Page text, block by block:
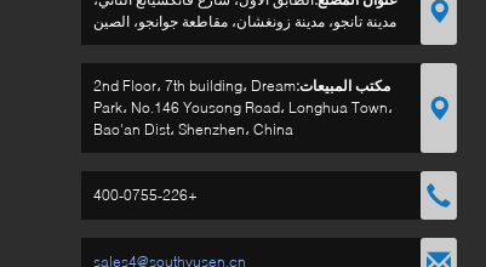
مدينة تانجو، مدينة زونغشان، مقاطعة جوانجو، الصين
مكتب المبيعات:2nd Floor، 7th building، Dream
Park، No.146 Yousong Road، Longhua Town،
Bao'an Dist، Shenzhen، China
+400-0755-226
sales4@southyusen.cn